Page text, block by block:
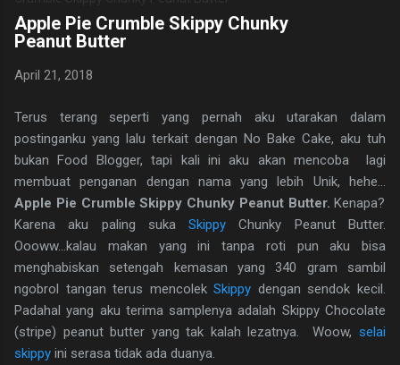
Apple Pie Crumble Skippy Chunky
Peanut Butter
April 21, 2018
Terus terang seperti yang pernah aku utarakan dalam
postinganku yang lalu terkait dengan No Bake Cake, aku tuh
bukan Food Blogger, tapi kali ini aku akan mencoba lagi
membuat penganan dengan nama yang lebih Unik, hehe...
Apple Pie Crumble Skippy Chunky Peanut Butter. Kenapa?
Karena aku paling sukaSkippy Chunky Peanut Butter.
Oooww...kalau makan yang ini tanpa roti pun aku bisa
menghabiskan setengah kemasan yang 340 gram sambil
ngobrol tangan terus mencolekSkippy dengan sendok kecil.
Padahal yang aku terima samplenya adalah Skippy Chocolate
(stripe) peanut butter yang tak kalah lezatnya. Woow, selai
skippy ini serasa tidak ada duanya.